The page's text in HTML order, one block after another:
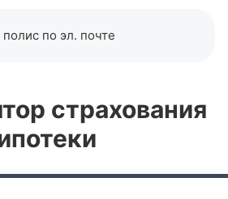
по эл. почте
страхования